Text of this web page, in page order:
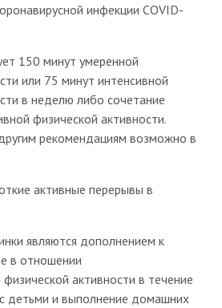
инфекции COVID-
150 минут умеренной
или 75 минут интенсивной
в неделю либо сочетание
физической активности.
рекомендациям возможно в
активные перерывы в
являются дополнением к
в отношении
активности в течение
детьми и выполнение домашних